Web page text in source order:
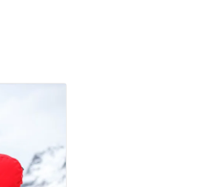
молнии
молнией —